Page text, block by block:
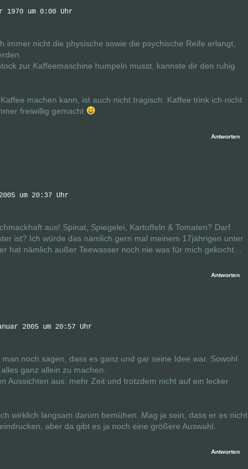
1970 um 0:00 Uhr
immer nicht die physische sowie die psychische Reife erlangt,
zur Kaffeemaschine humpeln musst, kannste dir den ruhig
machen kann, ist auch nicht tragisch. Kaffee trink ich nicht
freiwillig gemacht
Antworten
um 20:37 Uhr
aus! Spinat, Spiegelei, Kartoffeln & Tomaten? Darf
ist? Ich würde das nämlich gern mal meinem 17jährigen unter
hat nämlich außer Teewasser noch nie was für mich gekocht…
Antworten
2005 um 20:57 Uhr
noch sagen, dass es ganz und gar seine Idee war. Sowohl
ganz allein zu machen.
Aussichten aus: mehr Zeit und trotzdem nicht auf ein lecker
wirklich langsam darum bemühen. Mag ja sein, dass er es nicht
aber da gibt es ja noch eine größere Auswahl.
Antworten